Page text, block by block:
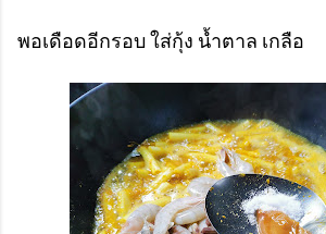
พอเดือดอีกรอบ ใส่กุ้ง น้ำตาล เกลือ